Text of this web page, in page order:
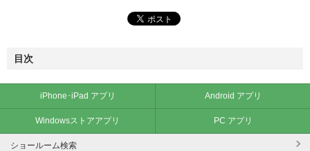
目次
iPhone･iPad アプリ Android アプリ
Windowsストアアプリ PC アプリ
ショールーム検索